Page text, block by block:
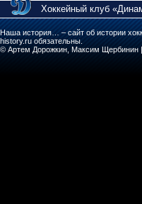
Хоккейный клуб
Наша история… – сайт об истории
history.ru обязательны.
© Артем Дорожкин, Максим Щербинин